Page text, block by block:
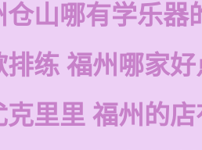
仓山哪有学乐器
排练 福州哪家好
克里里 福州的